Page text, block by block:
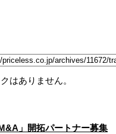
はありません。
」開拓パートナー募集